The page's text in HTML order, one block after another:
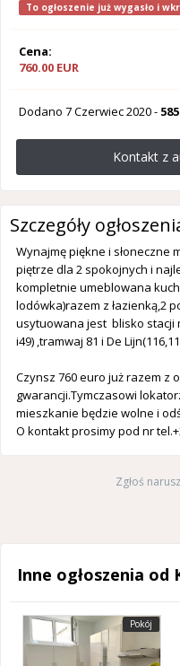
To ogłoszenie już wygasło i
Cena:
760.00 EUR
Dodano 7 Czerwiec 2020-
Kontakt z
Szczegóły
Wynajmę piękne i słoneczne
piętrze dla 2 spokojnych i
kompletnie umeblowana
lodówka)razem z łazienką,2
usytuowana jest blisko stacji
i49) ,tramwaj 81 i De
Czynsz 760 euro już razem z
gwarancji.Tymczasowi
mieszkanie będzie wolne i
O kontakt prosimy pod nr
Zgłoś
Inne ogłoszenia od
Pokój